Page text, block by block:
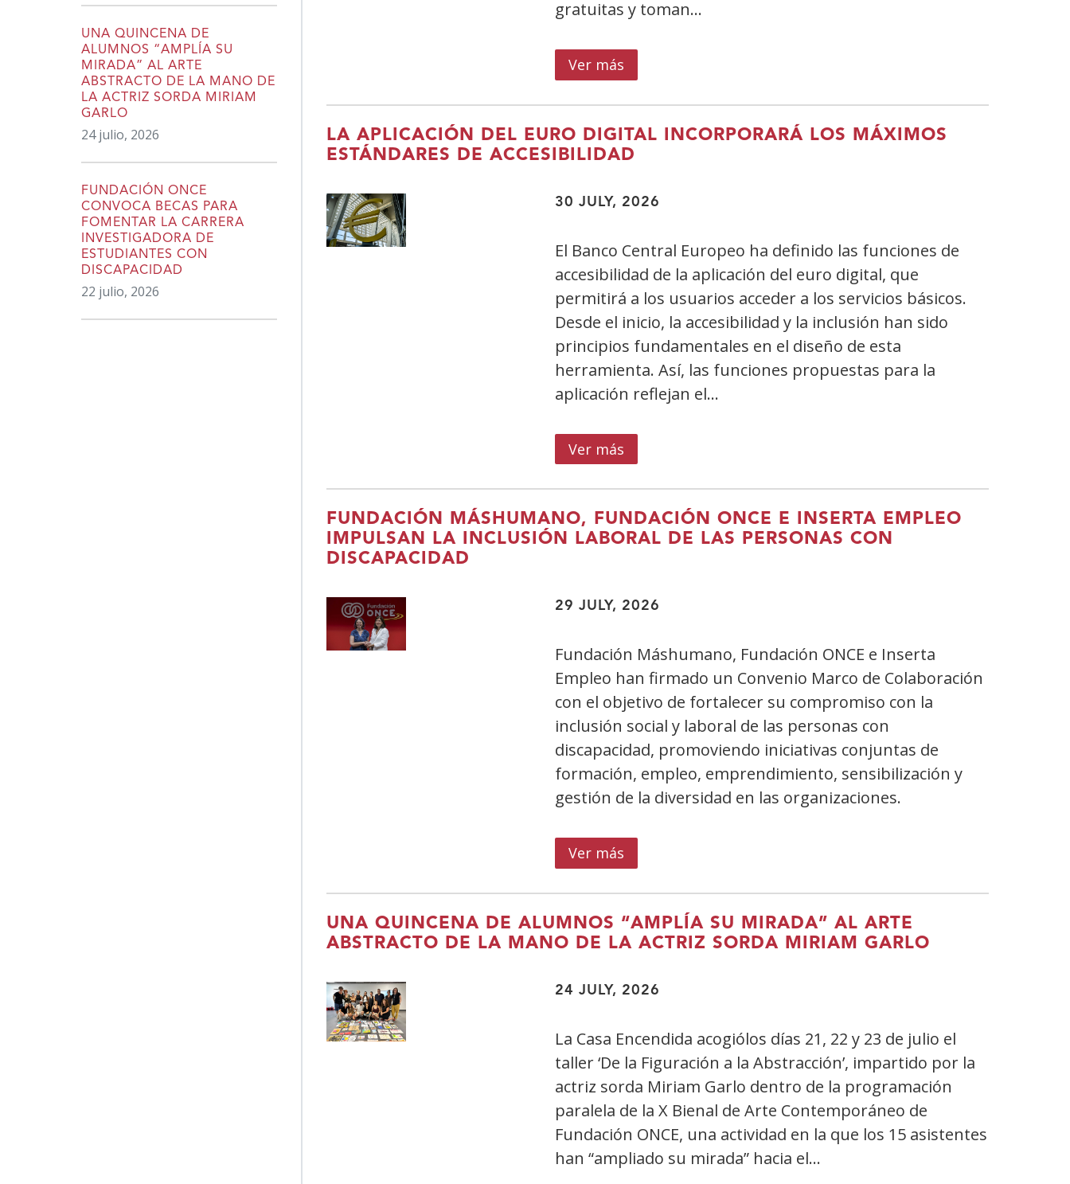
UNA QUINCENA DE
ALUMNOS “AMPLÍA SU
MIRADA” AL ARTE
ABSTRACTO DE LA MANO DE
LA ACTRIZ SORDA MIRIAM
GARLO
24 julio, 2026
FUNDACIÓN ONCE
CONVOCA BECAS PARA
FOMENTAR LA CARRERA
INVESTIGADORA DE
ESTUDIANTES CON
DISCAPACIDAD
22 julio, 2026
47
centros
gratuitas y toman…
Ver más
Fundación
ONCE
amplía
su
con
en
CentroCentro
LA APLICACIÓN DEL EURO DIGITAL INCORPORARÁ LOS MÁXIMOS
ESTÁNDARES DE ACCESIBILIDAD
30 JULY, 2026
El Banco Central Europeo ha definido las funciones de
accesibilidad de la aplicación del euro digital, que
permitirá a los usuarios acceder a los servicios básicos.
Desde el inicio, la accesibilidad y la inclusión han sido
principios fundamentales en el diseño de esta
herramienta. Así, las funciones propuestas para la
aplicación reflejan el…
Ver más
La
aplicación
del
euro
los
de
accesibilidad
FUNDACIÓN MÁSHUMANO, FUNDACIÓN ONCE E INSERTA EMPLEO
IMPULSAN LA INCLUSIÓN LABORAL DE LAS PERSONAS CON
DISCAPACIDAD
29 JULY, 2026
Fundación Máshumano, Fundación ONCE e Inserta
Empleo han firmado un Convenio Marco de Colaboración
con el objetivo de fortalecer su compromiso con la
inclusión social y laboral de las personas con
discapacidad, promoviendo iniciativas conjuntas de
formación, empleo, emprendimiento, sensibilización y
gestión de la diversidad en las organizaciones.
Ver más
Fundación
Máshumano,
Fundación
ONCE
Inserta
la
inclusión
laboral
de
las
personas
UNA QUINCENA DE ALUMNOS “AMPLÍA SU MIRADA” AL ARTE
ABSTRACTO DE LA MANO DE LA ACTRIZ SORDA MIRIAM GARLO
24 JULY, 2026
La Casa Encendida acogiólos días 21, 22 y 23 de julio el
taller ‘De la Figuración a la Abstracción’, impartido por la
actriz sorda Miriam Garlo dentro de la programación
paralela de la X Bienal de Arte Contemporáneo de
Fundación ONCE, una actividad en la que los 15 asistentes
han “ampliado su mirada” hacia el…